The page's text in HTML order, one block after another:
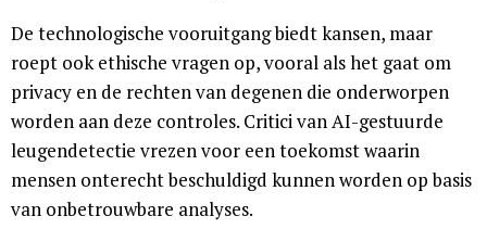
De technologische vooruitgang biedt kansen, maar
roept ook ethische vragen op, vooral als het gaat om
privacy en de rechten van degenen die onderworpen
worden aan deze controles. Critici van AI-gestuurde
leugendetectie vrezen voor een toekomst waarin
mensen onterecht beschuldigd kunnen worden op basis
van onbetrouwbare analyses.